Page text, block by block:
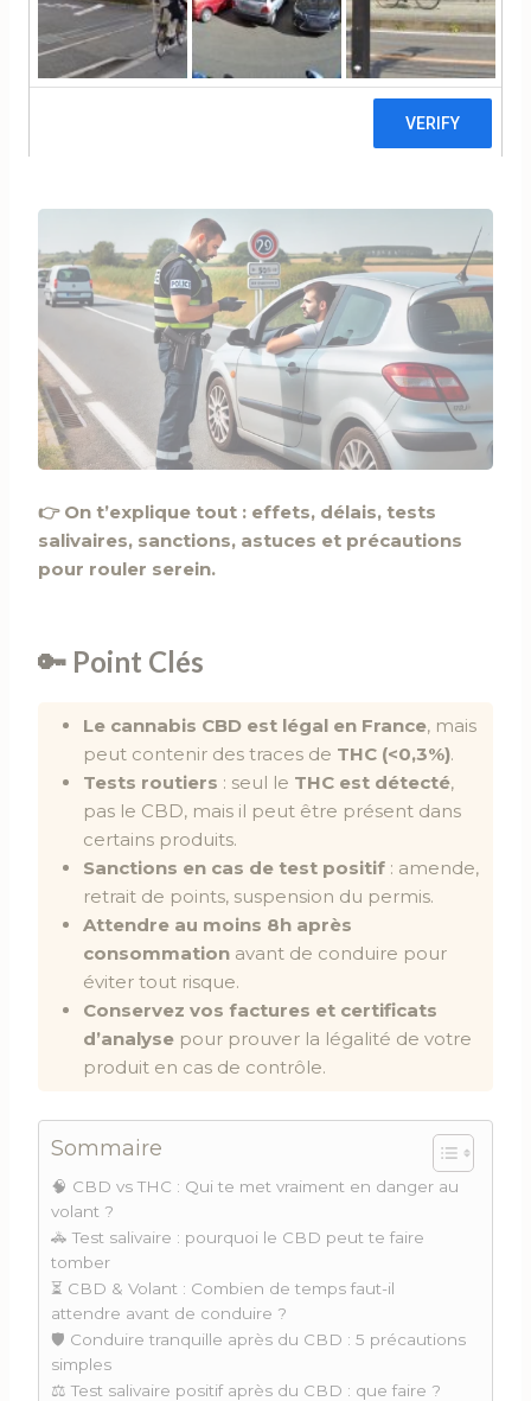
Spoiler : le THC peut ruiner ton permis, même
si t’as rien fumé d’illégal.
👉 On t’explique tout : effets, délais, tests
salivaires, sanctions, astuces et précautions
pour rouler serein.
🔑 Point Clés
Le cannabis CBD est légal en France, mais
peut contenir des traces de THC (<0,3%).
Tests routiers : seul le THC est détecté,
pas le CBD, mais il peut être présent dans
certains produits.
Sanctions en cas de test positif : amende,
retrait de points, suspension du permis.
Attendre au moins 8h après
consommation avant de conduire pour
éviter tout risque.
Conservez vos factures et certificats
d’analyse pour prouver la légalité de votre
produit en cas de contrôle.
Sommaire
🧠 CBD vs THC : Qui te met vraiment en danger au
volant ?
🚓 Test salivaire : pourquoi le CBD peut te faire
tomber
⏳ CBD & Volant : Combien de temps faut-il
attendre avant de conduire ?
🛡️ Conduire tranquille après du CBD : 5 précautions
simples
⚖️ Test salivaire positif après du CBD : que faire ?